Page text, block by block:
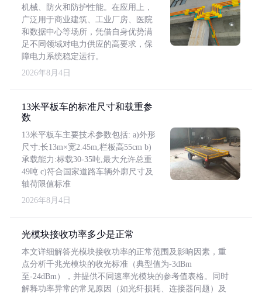
机械、防火和防护性能。在应用上，
广泛用于商业建筑、工业厂房、医院
和数据中心等场所，凭借自身优势满
足不同领域对电力供应的高要求，保
障电力系统稳定运行。
2026年8月4日
13米平板车的标准尺寸和载重参
数
13米平板车主要技术参数包括: a)外形
尺寸:长13m×宽2.45m,栏板高55cm b)
承载能力:标载30-35吨,最大允许总重
49吨 c)符合国家道路车辆外廓尺寸及
轴荷限值标准
2026年8月4日
光模块接收功率多少是正常
本文详细解答光模块接收功率的正常范围及影响因素，重
点分析千兆光模块的收光标准（典型值为-3dBm
至-24dBm），并提供不同速率光模块的参考值表格。同时
解释功率异常的常见原因（如光纤损耗、连接器问题）及